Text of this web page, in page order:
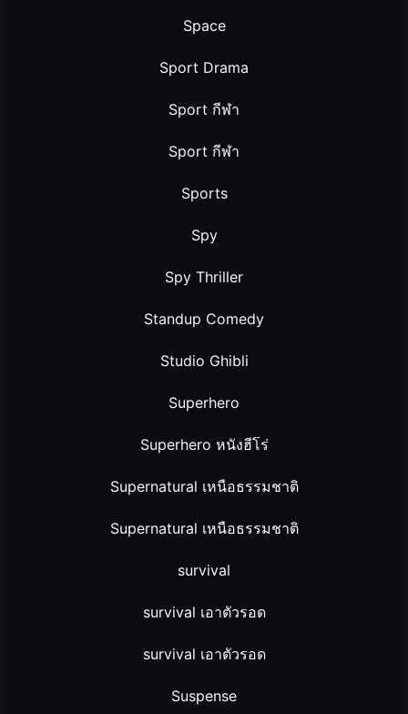
Space
Sport Drama
Sport กีฬา
Sport กีฬา
Sports
Spy
Spy Thriller
Standup Comedy
Studio Ghibli
Superhero
Superhero หนังฮีโร่
Supernatural เหนือธรรมชาติ
Supernatural เหนือธรรมชาติ
survival
survival เอาตัวรอด
survival เอาตัวรอด
Suspense